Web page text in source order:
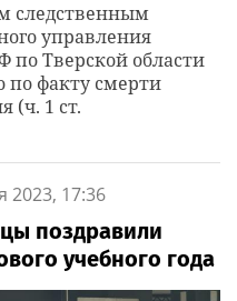
следственным
управления
по Тверской области
по факту смерти
(ч. 1 ст.
2023, 17:36
поздравили
учебного года